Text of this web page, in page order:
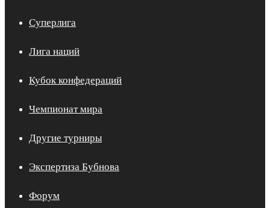
Суперлига
Лига наций
Кубок конфедераций
Чемпионат мира
Другие турниры
Экспертиза Бубнова
Форум